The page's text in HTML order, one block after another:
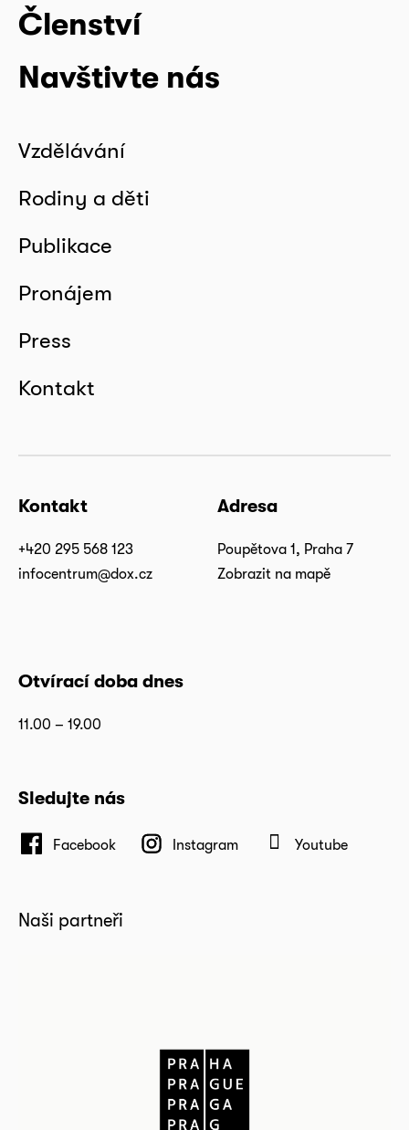
Členství
Navštivte nás
Vzdělávání
Rodiny a děti
Publikace
Pronájem
Press
Kontakt
Kontakt
+420 295 568 123
infocentrum@dox.cz
Adresa
Poupětova 1, Praha 7
Zobrazit na mapě
Otvírací doba dnes
11.00 – 19.00
Sledujte nás
Facebook Instagram Youtube
Naši partneři